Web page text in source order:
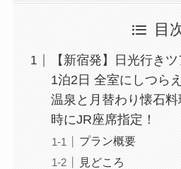
目
【新宿発】日光行き
1泊2日 全室にしつら
温泉と月替わり懐石
時にJR座席指定！
プラン概要
見どころ